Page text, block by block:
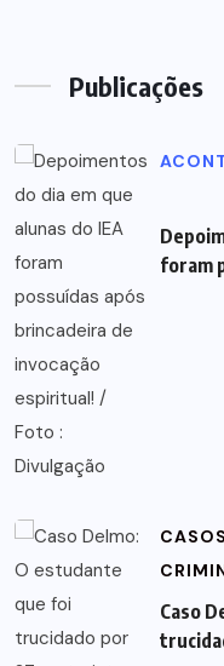
Publicações
foram
CASOS
Caso